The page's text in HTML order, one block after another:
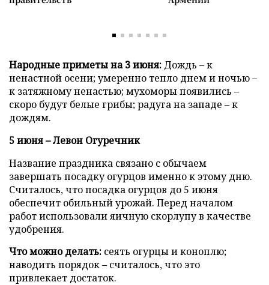
Народные приметы на 3 июня: Дождь – к
ненастной осени; умеренно тепло днем и ночью –
к затяжному ненастью; мухоморы появились –
скоро будут белые грибы; радуга на западе – к
дождям.
5 июня – Левон Огуречник
Название праздника связано с обычаем
завершать посадку огурцов именно к этому дню.
Считалось, что посадка огурцов до 5 июня
обеспечит обильный урожай. Перед началом
работ использовали яичную скорлупу в качестве
удобрения.
Что можно делать: сеять огурцы и коноплю;
наводить порядок – считалось, что это
привлекает достаток.